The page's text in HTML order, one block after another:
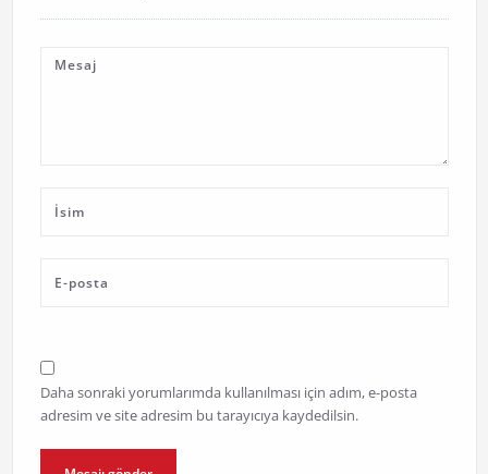
Daha sonraki yorumlarımda kullanılması için adım, e-posta
adresim ve site adresim bu tarayıcıya kaydedilsin.